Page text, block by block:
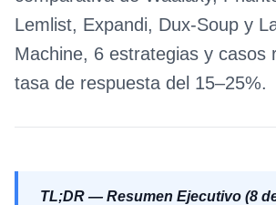
Lemlist, Expandi, Dux-Soup y
Machine, 6 estrategias y casos
tasa de respuesta del 15–25%.
TL;DR — Resumen Ejecutivo (8